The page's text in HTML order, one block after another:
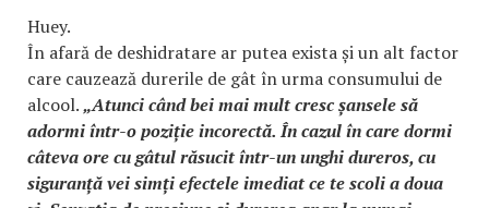
Huey.
În afară de deshidratare ar putea exista și un alt factor
care cauzează durerile de gât în urma consumului de
alcool.„Atunci când bei mai mult cresc șansele să
adormi într-o poziție incorectă. În cazul în care dormi
câteva ore cu gâtul răsucit într-un unghi dureros, cu
siguranță vei simți efectele imediat ce te scoli a doua